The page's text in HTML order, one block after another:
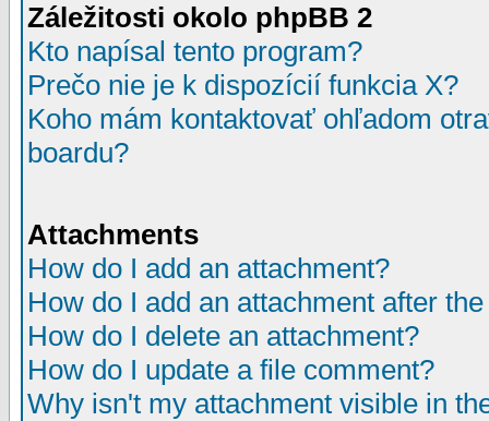
Záležitosti okolo phpBB 2
Kto napísal tento program?
Prečo nie je k dispozícií funkcia X?
Koho mám kontaktovať ohľadom
boardu?
Attachments
How do I add an attachment?
How do I add an attachment after
How do I delete an attachment?
How do I update a file comment?
Why isn't my attachment visible in